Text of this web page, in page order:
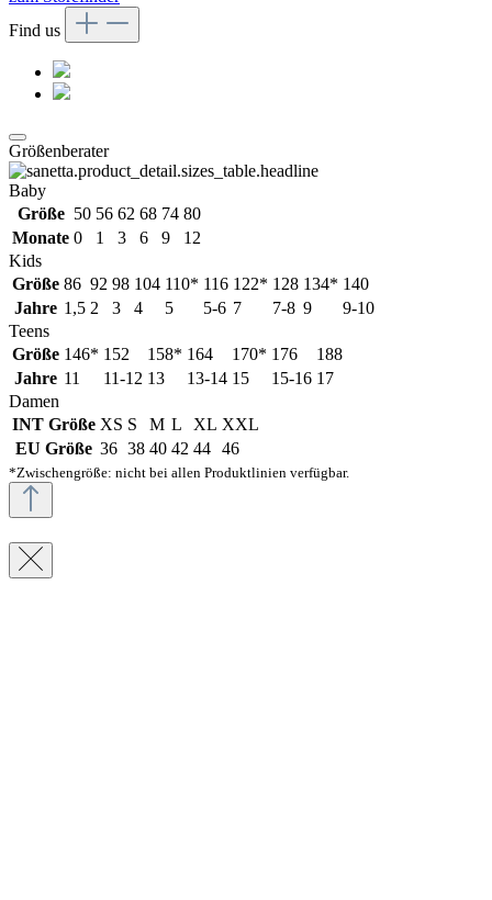
Find us
Größenberater
Baby
Größe 50 56 62 68 74 80
Monate 0 1 3 6 9
12
Kids
Größe 86 92 98 104 110* 116 122* 128 134* 140
Jahre 1,5 2 3 4 5 5-6 7 7-8 9
9-10
Teens
Größe 146* 152 158* 164 170* 176
188
Jahre 11 11-12 13 13-14 15 15-16 17
Damen
INT Größe XS S M L XL XXL
EU Größe 36 38 40 42 44 46
*Zwischengröße: nicht bei allen Produktlinien verfügbar.